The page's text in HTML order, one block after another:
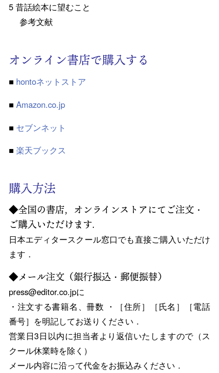
5 昔話絵本に望むこと
参考文献
オンライン書店で購入する
■ hontoネットストア
■ Amazon.co.jp
■ セブンネット
■ 楽天ブックス
購入方法
◆全国の書店，オンラインストアにてご注文・
ご購入いただけます．
日本エディタースクール窓口でも直接ご購入いただけ
ます．
◆メール注文（銀行振込・郵便振替）
press@editor.co.jpに
・注文する書籍名、冊数 ・［住所］［氏名］［電話
番号］を明記してお送りください．
営業日3日以内に担当者より返信いたしますので（ス
クール休業時を除く）
メール内容に沿って代金をお振込みください．